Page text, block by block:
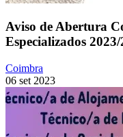
Aviso de Abertura
Especializados 2023/
Coimbra
06 set 2023